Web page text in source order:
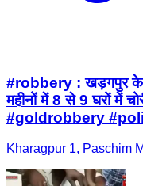
#robbery : खड़गपुर के
महीनों में 8 से 9 घरों में
#goldrobbery
Kharagpur 1, Paschim